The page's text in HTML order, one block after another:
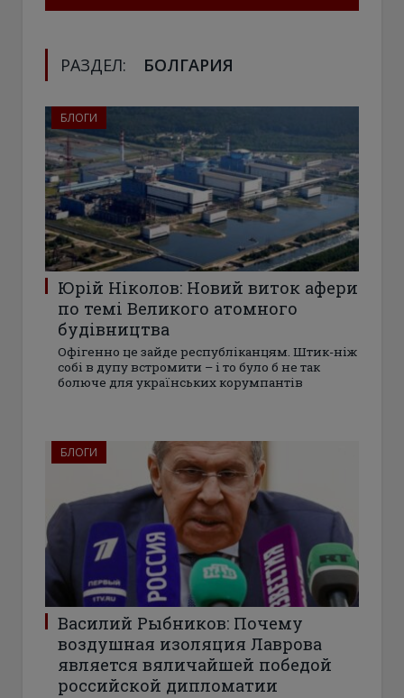
РАЗДЕЛ: БОЛГАРИЯ
БЛОГИ
Юрій Ніколов: Новий виток афери
по темі Великого атомного
будівництва
Офігенно це зайде республіканцям. Штик-ніж
собі в дупу встромити – і то було б не так
болюче для українських корумпантів
БЛОГИ
Василий Рыбников: Почему
воздушная изоляция Лаврова
является вяличайшей победой
российской дипломатии